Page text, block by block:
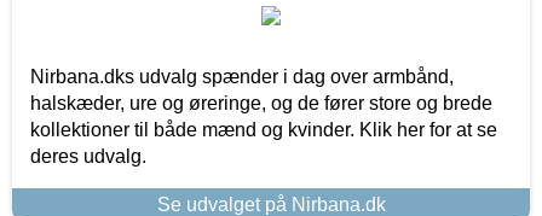
Nirbana.dks udvalg spænder i dag over armbånd,
halskæder, ure og øreringe, og de fører store og brede
kollektioner til både mænd og kvinder. Klik her for at se
deres udvalg.
Se udvalget på Nirbana.dk